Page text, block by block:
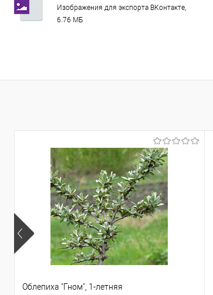
Изображения для экспорта ВКонтакте,
6.76 МБ
Облепиха "Гном", 1-летняя